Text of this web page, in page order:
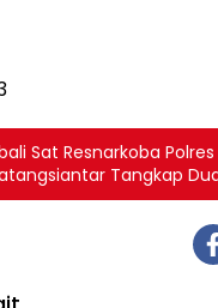
Sat Resnarkoba Polres
Tangkap
Narkoba